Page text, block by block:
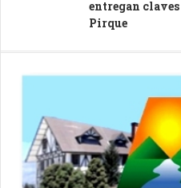
entregan
Pirque